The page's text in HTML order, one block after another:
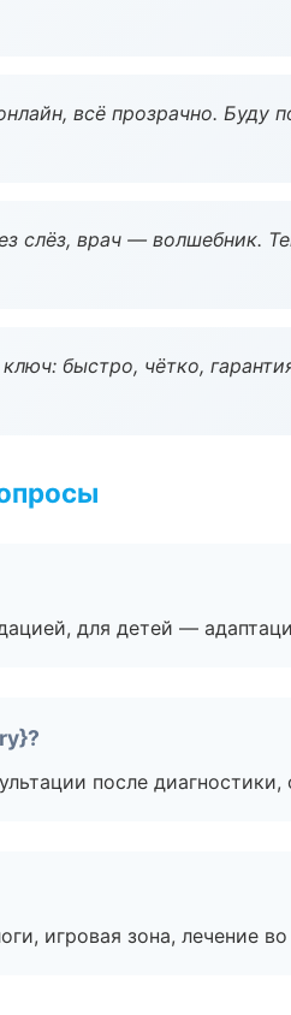
всё прозрачно. Буду
слёз, врач — волшебник.
быстро, чётко,
для детей —
после диагностики,
игровая зона, лечение во